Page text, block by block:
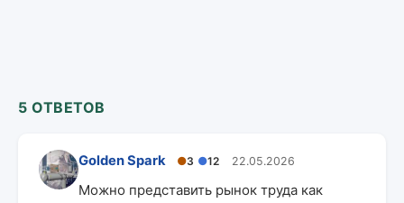
5 ОТВЕТОВ
Golden Spark ●3 ●12 22.05.2026
Можно представить рынок труда как